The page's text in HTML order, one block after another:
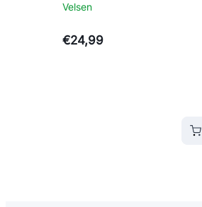
Velsen
€24,99
Toevoegen aan winkelwagen